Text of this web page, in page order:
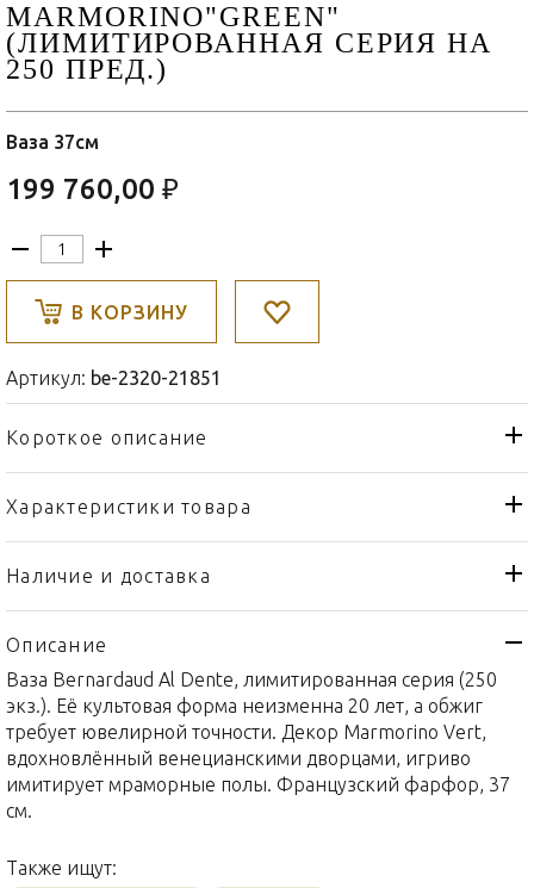
MARMORINO"GREEN"
(ЛИМИТИРОВАННАЯ СЕРИЯ НА
250 ПРЕД.)
Ваза 37см
199 760,00 ₽
В КОРЗИНУ
Артикул: be-2320-21851
Короткое описание
Характеристики товара
Тип товара
Ваза
Бренд
Коллекция
Marmorino
Страна производителя
Материал
Золото, Фарфор
Объем / Размер
37см
Наличие и доставка
Описание
Ваза Bernardaud Al Dente, лимитированная серия (250
экз.). Её культовая форма неизменна 20 лет, а обжиг
требует ювелирной точности. Декор Marmorino Vert,
вдохновлённый венецианскими дворцами, игриво
имитирует мраморные полы. Французский фарфор, 37
см.
Также ищут: